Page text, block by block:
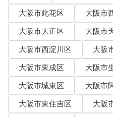
大阪市此花区
大阪市
大阪市大正区
大阪市
大阪市西淀川区
大阪
大阪市東成区
大阪市
大阪市城東区
大阪市
大阪市東住吉区
大阪